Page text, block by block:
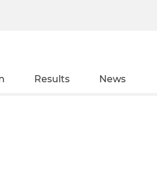
Results News